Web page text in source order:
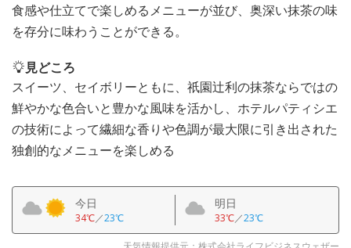
食感や仕立てで楽しめるメニューが並び、奥深い抹茶の味
を存分に味わうことができる。
見どころ
スイーツ、セイボリーともに、祇園辻利の抹茶ならではの
鮮やかな色合いと豊かな風味を活かし、ホテルパティシエ
の技術によって繊細な香りや色調が最大限に引き出された
独創的なメニューを楽しめる
今日
34℃／23℃
明日
33℃／23℃